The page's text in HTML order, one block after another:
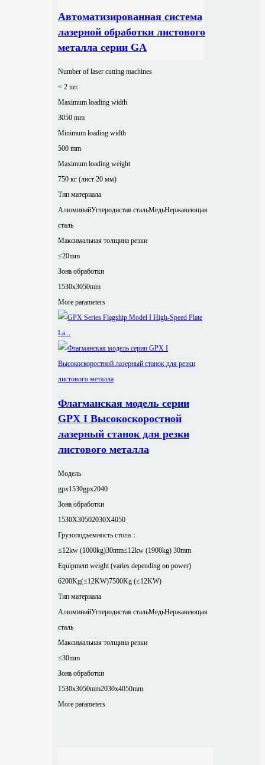
Автоматизированная система
лазерной обработки листового
металла серии GA
Number of laser cutting machines
< 2 шт.
Maximum loading width
3050 mm
Minimum loading width
500 mm
Maximum loading weight
750 кг (лист 20 мм)
Тип материала
АлюминийУглеродистая стальМедьНержавеющая
сталь
Максимальная толщина резки
≤20mm
Зона обработки
1530x3050mm
More parameters
Флагманская модель серии
GPX I Высокоскоростной
лазерный станок для резки
листового металла
Модель
gpx1530gpx2040
Зона обработки
1530X30502030X4050
Грузоподъемность стола：
≤12kw (1000kg)30mm≤12kw (1900kg) 30mm
Equipment weight (varies depending on power)
6200Kg(≤12KW)7500Kg (≤12KW)
Тип материала
АлюминийУглеродистая стальМедьНержавеющая
сталь
Максимальная толщина резки
≤30mm
Зона обработки
1530x3050mm2030x4050mm
More parameters